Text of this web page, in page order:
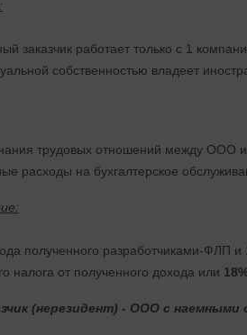
заказчик работает только с 1
собственностью владеет
трудовых отношений между ООО
расходы на бухгалтерское
полученного разработчиками-ФЛП и
налога от полученного дохода или
(нерезидент) - ООО с наемными